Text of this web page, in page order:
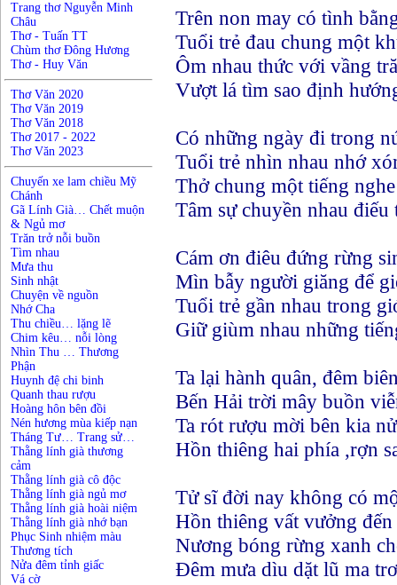
Trang thơ Nguyễn Minh
Châu
Thơ - Tuấn TT
Chùm thơ Đông Hương
Thơ - Huy Văn
Thơ Văn 2020
Thơ Văn 2019
Thơ Văn 2018
Thơ 2017 - 2022
Thơ Văn 2023
Chuyến xe lam chiều Mỹ
Chánh
Gã Lính Già… Chết muộn
& Ngủ mơ
Trăn trở nỗi buồn
Tìm nhau
Mưa thu
Sinh nhật
Chuyện về nguồn
Nhớ Cha
Thu chiều… lặng lẽ
Chim kêu… nỗi lòng
Nhìn Thu … Thương
Phận
Huynh đệ chi binh
Quanh thau rượu
Hoàng hôn bên đồi
Nén hương mùa kiếp nạn
Tháng Tư… Trang sử…
Thằng lính già thương
cảm
Thằng lính già cô độc
Thằng lính già ngủ mơ
Thằng lính già hoài niệm
Thằng lính già nhớ bạn
Phục Sinh nhiệm màu
Thương tích
Nửa đêm tỉnh giấc
Vá cờ
Trên non may có tình
Tuổi trẻ đau chung một
Ôm nhau thức với vầng
Vượt lá tìm sao định
Có những ngày đi trong
Tuổi trẻ nhìn nhau nhớ
Thở chung một tiếng
Tâm sự chuyền nhau điếu
Cám ơn điêu đứng rừng
Mìn bẫy người giăng để
Tuổi trẻ gần nhau trong
Giữ giùm nhau những
Ta lại hành quân, đêm
Bến Hải trời mây buồn
Ta rót rượu mời bên kia
Hồn thiêng hai phía ,rợn
Tử sĩ đời nay không có
Hồn thiêng vất vưởng
Nương bóng rừng xanh
Đêm mưa dìu dặt lũ ma